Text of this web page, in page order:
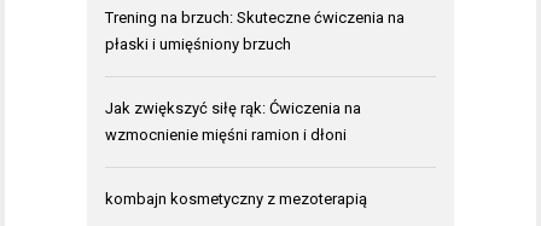
Trening na brzuch: Skuteczne ćwiczenia na
płaski i umięśniony brzuch
Jak zwiększyć siłę rąk: Ćwiczenia na
wzmocnienie mięśni ramion i dłoni
kombajn kosmetyczny z mezoterapią